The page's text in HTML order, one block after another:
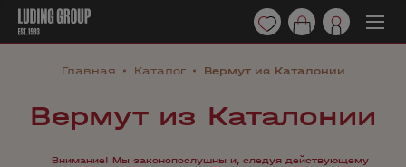
Главная Каталог Вермут из Каталонии
Вермут из Каталонии
Внимание! Мы законопослушны и, следуя действующему